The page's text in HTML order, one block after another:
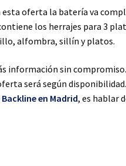
esta oferta la batería va
los herrajes para 3
alfombra, sillín y platos.
información sin
será según
en Madrid, es hablar